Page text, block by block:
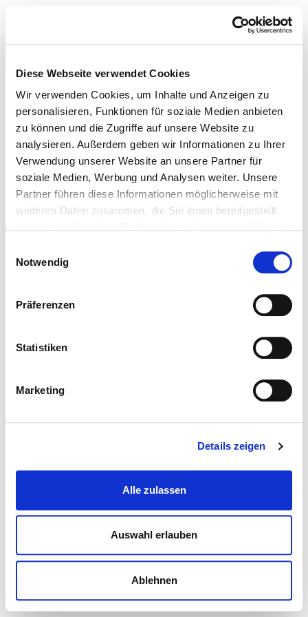
Diese Webseite verwendet Cookies
Wir verwenden Cookies, um Inhalte und Anzeigen zu
personalisieren, Funktionen für soziale Medien anbieten
zu können und die Zugriffe auf unsere Website zu
analysieren. Außerdem geben wir Informationen zu Ihrer
Verwendung unserer Website an unsere Partner für
soziale Medien, Werbung und Analysen weiter. Unsere
Partner führen diese Informationen möglicherweise mit
weiteren Daten zusammen, die Sie ihnen bereitgestellt
Notwendig
Präferenzen
Statistiken
Marketing
Details zeigen
Alle zulassen
Auswahl erlauben
Ablehnen